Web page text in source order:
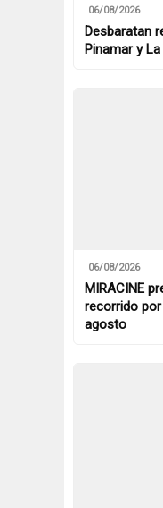
06/08/2026
Desbaratan
Pinamar y
06/08/2026
MIRACINE
recorrido
agosto